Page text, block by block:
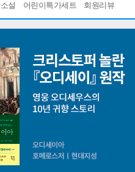
설 어린이특가세트 회원리뷰
Outsmart the